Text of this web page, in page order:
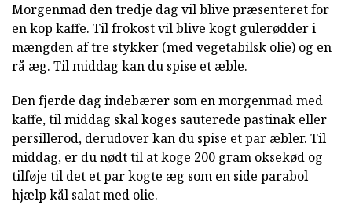
Morgenmad den tredje dag vil blive præsenteret for
en kop kaffe. Til frokost vil blive kogt gulerødder i
mængden af tre stykker (med vegetabilsk olie) og en
rå æg. Til middag kan du spise et æble.
Den fjerde dag indebærer som en morgenmad med
kaffe, til middag skal koges sauterede pastinak eller
persillerod, derudover kan du spise et par æbler. Til
middag, er du nødt til at koge 200 gram oksekød og
tilføje til det et par kogte æg som en side parabol
hjælp kål salat med olie.